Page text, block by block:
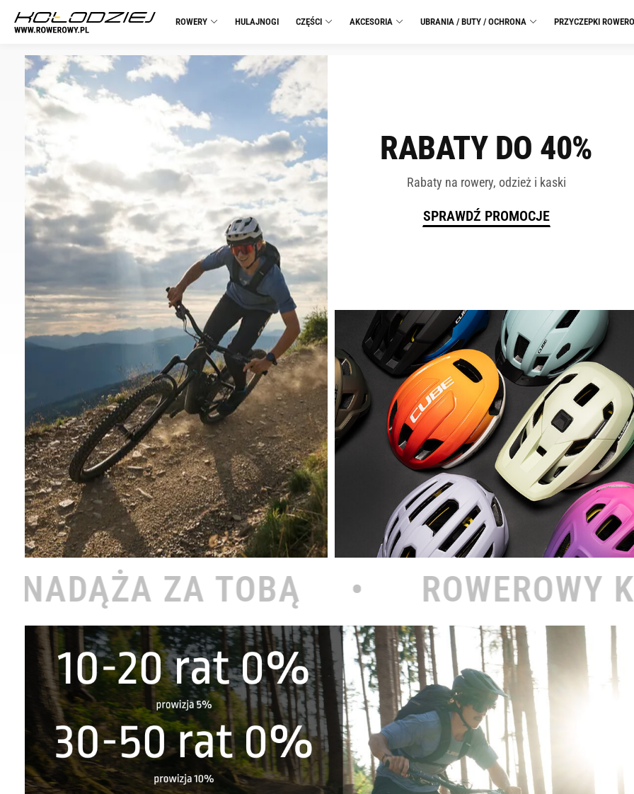
ROWERY HULAJNOGI CZĘŚCI AKCESORIA UBRANIA / BUTY / OCHRONA PRZYCZEPKI
RABATY DO 40%
Rabaty na rowery, odzież i kaski
SPRAWDŹ PROMOCJE
TOBĄ • ROWEROWY KOŁODZIEJ